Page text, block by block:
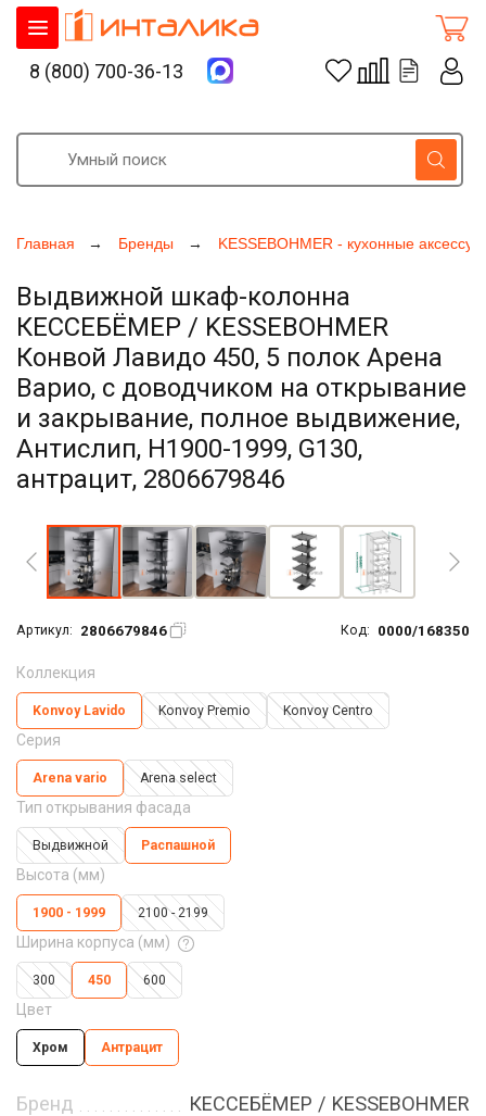
Главная Бренды KESSEBOHMER - кухонные
Выдвижной шкаф-колонна
КЕССЕБЁМЕР / KESSEBOHMER
Конвой Лавидо 450, 5 полок Арена
Варио, с доводчиком на открывание
и закрывание, полное выдвижение,
Антислип, H1900-1999, G130,
антрацит, 2806679846
Артикул: 2806679846 Код: 0000/168350
Коллекция
Konvoy Lavido Konvoy Premio Konvoy Centro
Серия
Arena vario Arena seleсt
Тип открывания фасада
Выдвижной Распашной
Высота (мм)
1900 - 1999 2100 - 2199
Ширина корпуса (мм)
300 450 600
Цвет
Хром Антрацит
Бренд
КЕССЕБЁМЕР / KESSEBOHMER
8 (800) 700-36-13